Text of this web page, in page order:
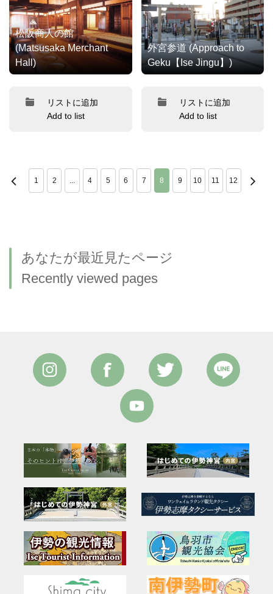
松阪商人の館
(Matsusaka Merchant
Hall)
リストに追加
Add to list
外宮参道 (Approach to
Geku【Ise Jingu】)
リストに追加
Add to list
1 2 ... 4 5 6 7 8 9 10 11 12
あなたが最近見たページ
Recently viewed pages